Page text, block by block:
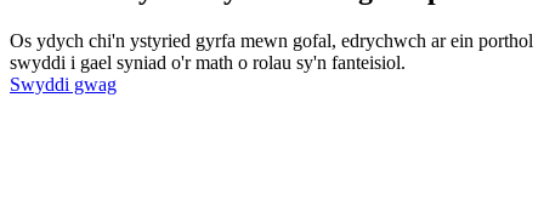
Os ydych chi'n ystyried gyrfa mewn gofal, edrychwch ar ein porthol
swyddi i gael syniad o'r math o rolau sy'n fanteisiol.
Swyddi gwag